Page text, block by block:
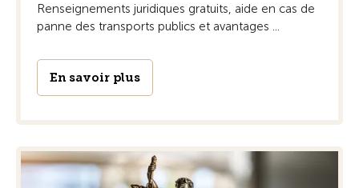
Renseignements juridiques gratuits, aide en cas de
panne des transports publics et avantages ...
En savoir plus